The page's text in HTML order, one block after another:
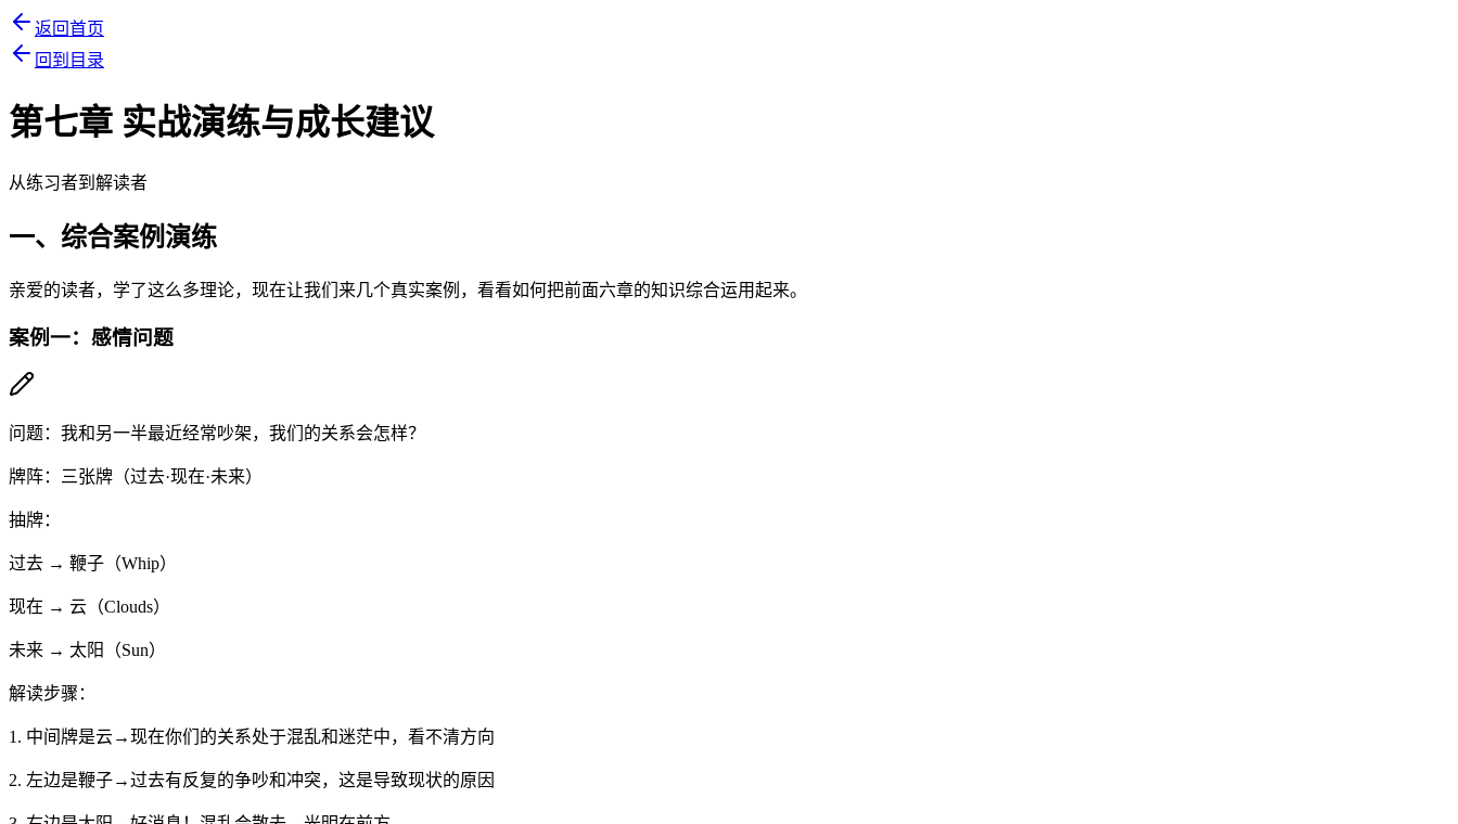
返回首页
回到目录
第七章 实战演练与成长建议
从练习者到解读者
一、综合案例演练
亲爱的读者，学了这么多理论，现在让我们来几个真实案例，看看如何把前面六章的知识综合运用起来。
案例一：感情问题
问题：我和另一半最近经常吵架，我们的关系会怎样？
牌阵：三张牌（过去·现在·未来）
抽牌：
过去 → 鞭子（Whip）
现在 → 云（Clouds）
未来 → 太阳（Sun）
解读步骤：
1. 中间牌是云→现在你们的关系处于混乱和迷茫中，看不清方向
2. 左边是鞭子→过去有反复的争吵和冲突，这是导致现状的原因